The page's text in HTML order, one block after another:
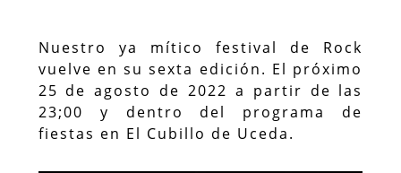
Nuestro ya mítico festival de Rock
vuelve en su sexta edición. El próximo
25 de agosto de 2022 a partir de las
23;00 y dentro del programa de
fiestas en El Cubillo de Uceda.